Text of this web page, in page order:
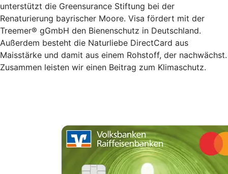
unterstützt die Greensurance Stiftung bei der
Renaturierung bayrischer Moore. Visa fördert mit der
Treemer® gGmbH den Bienenschutz in Deutschland.
Außerdem besteht die Naturliebe DirectCard aus
Maisstärke und damit aus einem Rohstoff, der nachwächst.
Zusammen leisten wir einen Beitrag zum Klimaschutz.